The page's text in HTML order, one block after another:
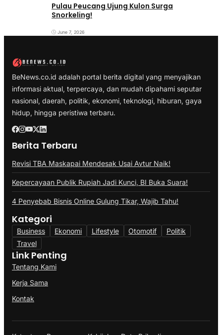
Pulau Peucang Ujung Kulon Surga
Snorkeling!
June 7, 2026
BeNews.co.id adalah portal berita digital yang menyajikan
informasi aktual, terpercaya, dan mudah dipahami seputar
nasional, daerah, politik, ekonomi, teknologi, hiburan, gaya
hidup, hingga peristiwa terbaru.
Berita Terbaru
Revisi TBA Maskapai Mendesak Usai Avtur Naik!
Kepercayaan Publik Rupiah Jadi Kunci, BI Buka Suara!
4 Penyebab Bisnis Online Gulung Tikar, Wajib Tahu!
Kategori
Business Ekonomi Lifestyle Otomotif
Politik
Travel
Link Penting
Tentang Kami
Kerja Sama
Kontak